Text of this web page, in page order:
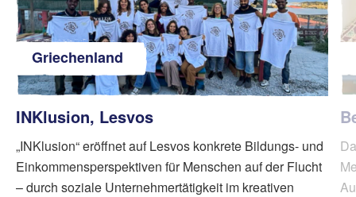
Griechenland
INKlusion, Lesvos
„INKlusion“ eröffnet auf Lesvos konkrete Bildungs- und
Einkommensperspektiven für Menschen auf der Flucht
– durch soziale Unternehmertätigkeit im kreativen